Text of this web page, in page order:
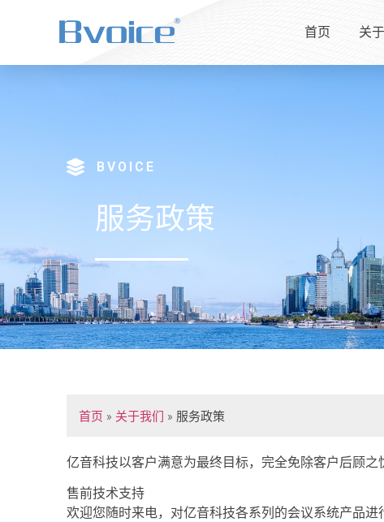
首页 关
BVOICE
服务政策
首页 » 关于我们 » 服务政策
亿音科技以客户满意为最终目标，完全免除客户后顾之
售前技术支持
欢迎您随时来电，对亿音科技各系列的会议系统产品